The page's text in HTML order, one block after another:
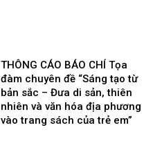
THÔNG CÁO BÁO CHÍ Tọa
đàm chuyên đề “Sáng tạo từ
bản sắc – Đưa di sản, thiên
nhiên và văn hóa địa phương
vào trang sách của trẻ em”